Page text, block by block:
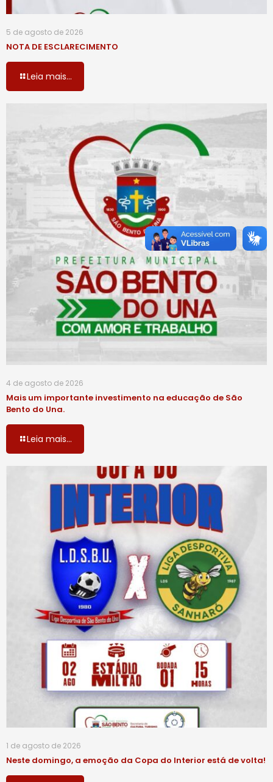
5 de agosto de 2026
NOTA DE ESCLARECIMENTO
Leia mais...
4 de agosto de 2026
Mais um importante investimento na educação de São
Bento do Una.
Leia mais...
1 de agosto de 2026
Neste domingo, a emoção da Copa do Interior está de volta!